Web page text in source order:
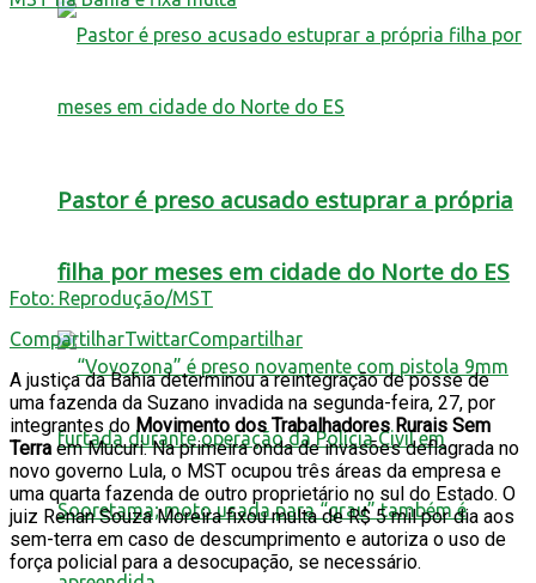
Pastor é preso acusado estuprar a própria
filha por meses em cidade do Norte do ES
Foto: Reprodução/MST
CompartilharTwittarCompartilhar
A justiça da Bahia determinou a reintegração de posse de
uma fazenda da Suzano invadida na segunda-feira, 27, por
integrantes do Movimento dos Trabalhadores Rurais Sem
Terra em Mucuri. Na primeira onda de invasões deflagrada no
novo governo Lula, o MST ocupou três áreas da empresa e
uma quarta fazenda de outro proprietário no sul do Estado. O
juiz Renan Souza Moreira fixou multa de R$ 5 mil por dia aos
sem-terra em caso de descumprimento e autoriza o uso de
força policial para a desocupação, se necessário.